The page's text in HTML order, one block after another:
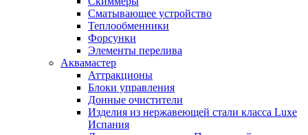
Сматывающее устройство
Теплообменники
Форсунки
Элементы перелива
Аквамастер
Аттракционы
Блоки управления
Донные очистители
Изделия из нержавеющей стали класса Luxe
Испания